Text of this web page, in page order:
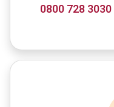
0800 728 3030